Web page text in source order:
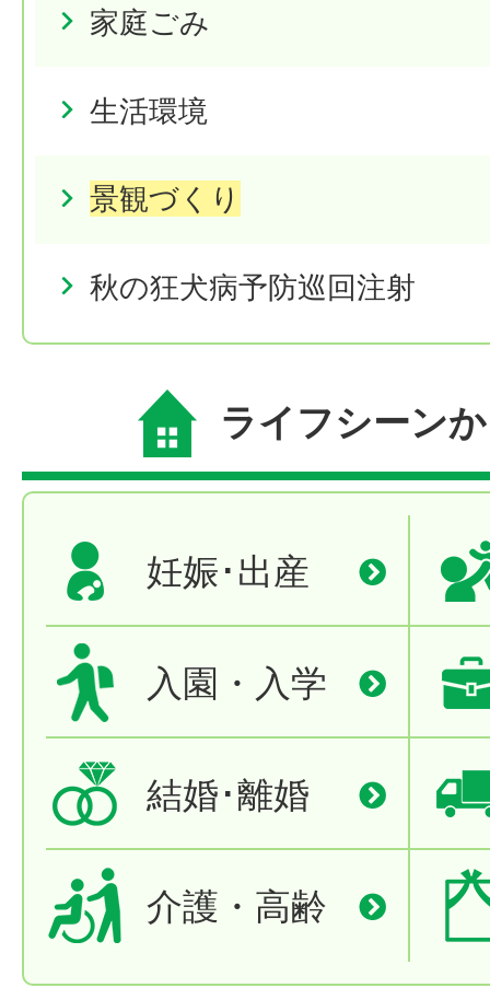
家庭ごみ
生活環境
景観づくり
秋の狂犬病予防巡回注射
ライフシーン
妊娠･出産
入園・入学
結婚･離婚
介護・高齢